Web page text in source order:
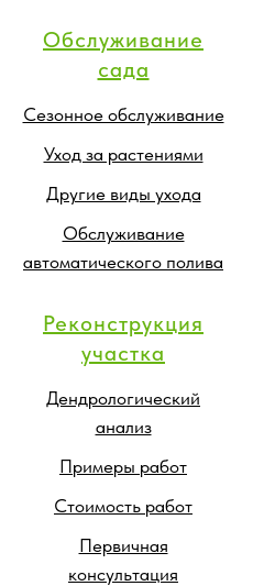
Обслуживание
сада
Сезонное обслуживание
Уход за растениями
Другие виды ухода
Обслуживание
автоматического полива
Реконструкция
участка
Дендрологический
анализ
Примеры работ
Стоимость работ
Первичная
консультация